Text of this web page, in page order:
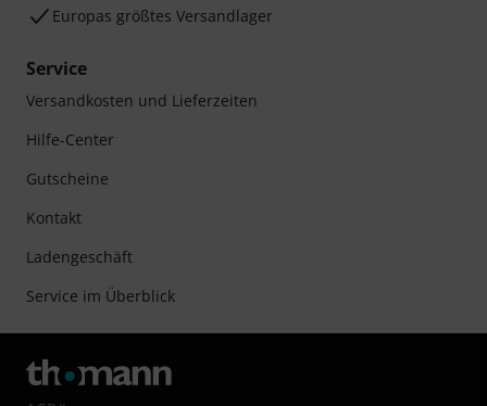
Europas größtes Versandlager
Service
Versandkosten und Lieferzeiten
Hilfe-Center
Gutscheine
Kontakt
Ladengeschäft
Service im Überblick